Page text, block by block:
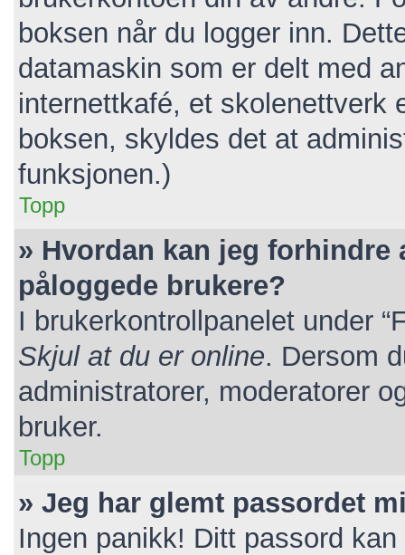
boksen når du logger inn.
datamaskin som er delt med
internettkafé, et skolenettverk
boksen, skyldes det at
funksjonen.)
Topp
» Hvordan kan jeg
påloggede brukere?
I brukerkontrollpanelet under
Skjul at du er online. Dersom
administratorer, moderatorer
bruker.
Topp
» Jeg har glemt passordet
Ingen panikk! Ditt passord